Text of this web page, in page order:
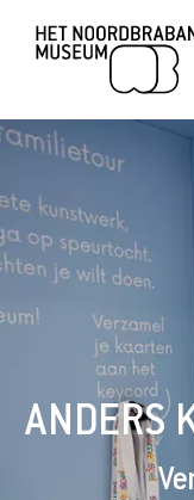
BEZOEK
PLAN JE
ONDERWIJS
ANDERS